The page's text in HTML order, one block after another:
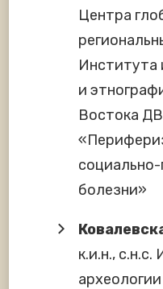
Центра
Института
и
Востока
болезни»
к.и.н.,